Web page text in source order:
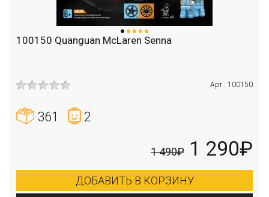
100150 Quanguan McLaren Senna
Арт.: 100150
361 2
1 490₽ 1 290₽
ДОБАВИТЬ В КОРЗИНУ